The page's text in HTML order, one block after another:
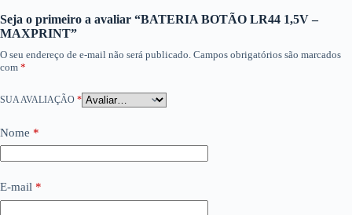
Seja o primeiro a avaliar “BATERIA BOTÃO LR44 1,5V –
MAXPRINT”
O seu endereço de e-mail não será publicado. Campos obrigatórios são marcados
com *
SUA AVALIAÇÃO *
Nome *
E-mail *